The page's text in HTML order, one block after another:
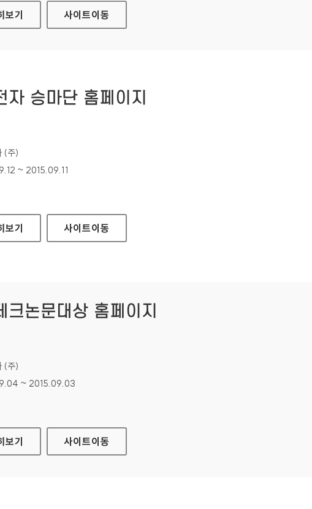
산병원 홈페이지
보기 사이트이동
자 승마단 홈페이지
(주)
:
~ 2015.09.11
자 승마단 홈페이지
보기 사이트이동
크논문대상 홈페이지
(주)
:
~ 2015.09.03
크논문대상 홈페이지
보기 사이트이동